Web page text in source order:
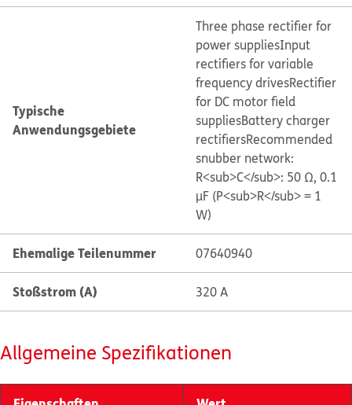
Typische
Anwendungsgebiete
Three phase rectifier for
power suppliesInput
rectifiers for variable
frequency drivesRectifier
for DC motor field
suppliesBattery charger
rectifiersRecommended
snubber network:
R<sub>C</sub>: 50 Ω, 0.1
µF (P<sub>R</sub> = 1
W)
Ehemalige Teilenummer 07640940
Stoßstrom (A) 320 A
Allgemeine Spezifikationen